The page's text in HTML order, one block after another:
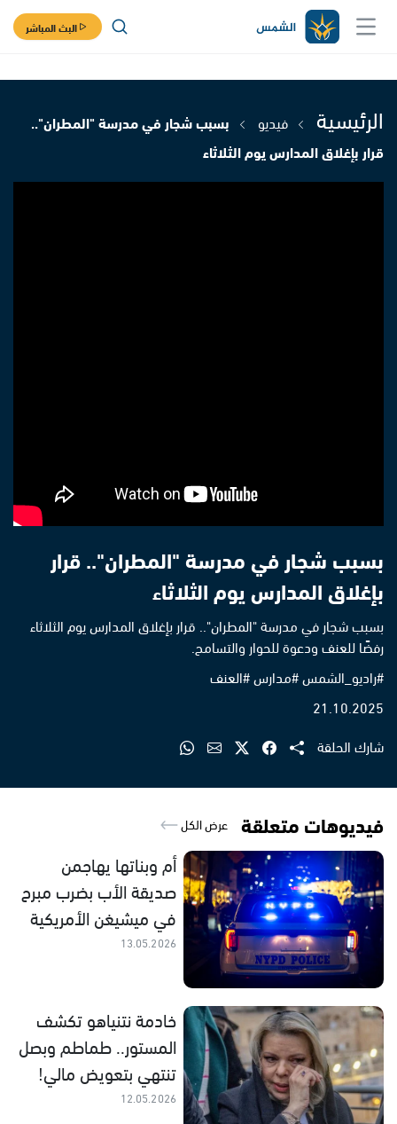
البث المباشر
الرئيسية فيديو
بسبب شجار في مدرسة "المطران"..
قرار بإغلاق المدارس يوم الثلاثاء
بسبب شجار في مدرسة "المطران".. قرار
بإغلاق المدارس يوم الثلاثاء
بسبب شجار في مدرسة "المطران".. قرار بإغلاق المدارس يوم الثلاثاء
رفضًا للعنف ودعوة للحوار والتسامح.
#راديو_الشمس #مدارس #العنف
21.10.2025
شارك الحلقة
فيديوهات متعلقة عرض الكل
أم وبناتها يهاجمن
صديقة الأب بضرب مبرح
في ميشيغن الأمريكية
13.05.2026
خادمة نتنياهو تكشف
المستور.. طماطم وبصل
تنتهي بتعويض مالي!
12.05.2026